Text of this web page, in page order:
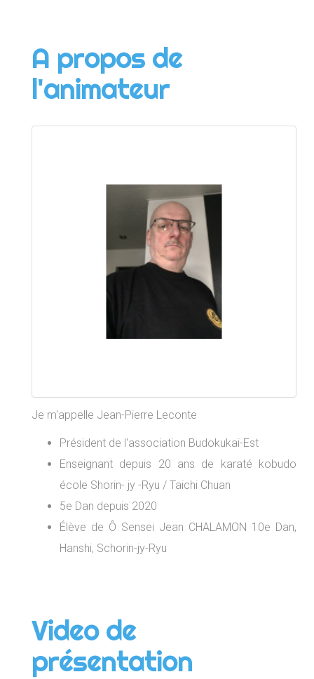
A propos de
l'animateur
Je m'appelle Jean-Pierre Leconte
Président de l'association Budokukai-Est
Enseignant depuis 20 ans de karaté kobudo
école Shorin- jy -Ryu / Taichi Chuan
5e Dan depuis 2020
Élève de Ô Sensei Jean CHALAMON 10e Dan,
Hanshi, Schorin-jy-Ryu
Video de
présentation